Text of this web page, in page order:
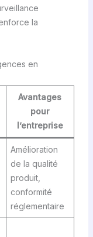
la
en
Avantages
pour
l’entreprise
Amélioration
de la qualité
produit,
conformité
réglementaire